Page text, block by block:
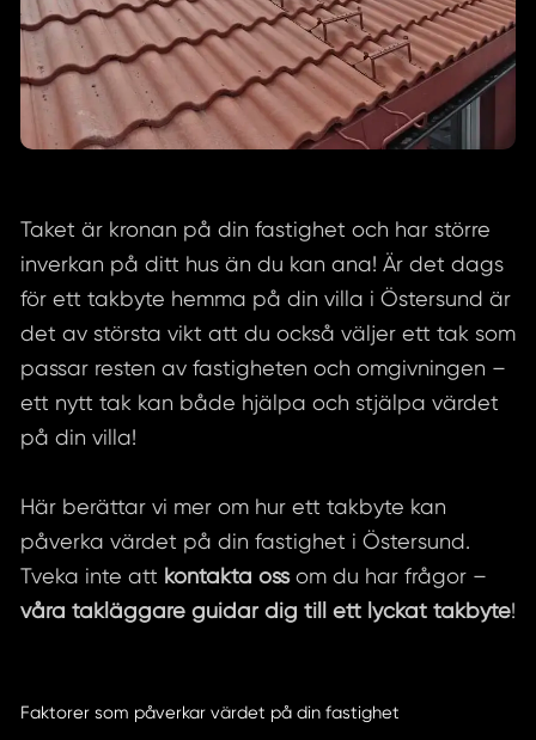
Taket är kronan på din fastighet och har större
inverkan på ditt hus än du kan ana! Är det dags
för ett takbyte hemma på din villa i Östersund är
det av största vikt att du också väljer ett tak som
passar resten av fastigheten och omgivningen –
ett nytt tak kan både hjälpa och stjälpa värdet
på din villa!
Här berättar vi mer om hur ett takbyte kan
påverka värdet på din fastighet i Östersund.
Tveka inte att kontakta ossom du har frågor –
våra takläggare guidar dig till ett lyckat takbyte!
Faktorer som påverkar värdet på din fastighet